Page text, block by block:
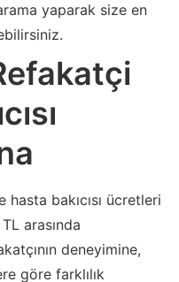
yaparak size en
bakıcısı ücretleri
arasında
deneyimine,
göre farklılık